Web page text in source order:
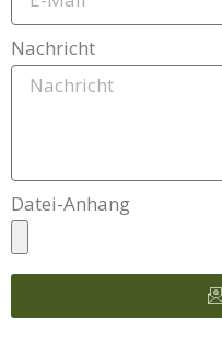
Nachricht
Datei-Anhang